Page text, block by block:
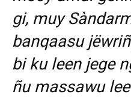
gi, muy
banqaasu
bi ku leen jege
ñu massawu